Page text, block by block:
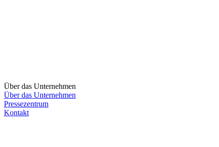
Über das Unternehmen
Über das Unternehmen
Pressezentrum
Kontakt